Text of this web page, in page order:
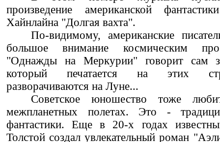
произведение американской
Хайнлайна "Долгая вахта".
По-видимому, американские
большое внимание космическим
"Однажды на Меркурии" говорит сам
который печатается на этих
разворачиваются на Луне...
Советское юношество тоже
межпланетных полетах. Это -
фантастики. Еще в 20-х годах
Толстой создал увлекательный роман